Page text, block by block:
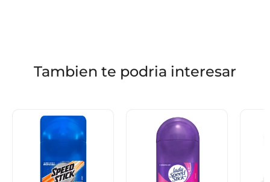
Tambien te podria interesar